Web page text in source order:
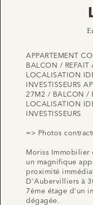
APPARTEMENT
BALCON /
LOCALISATION
INVESTISSEURS
27M2 / BALCON /
LOCALISATION
INVESTISSEURS
=> Photos
Moriss Immobilier
un magnifique
proximité
D'Aubervilliers à
7ème étage d'un
dégagée.